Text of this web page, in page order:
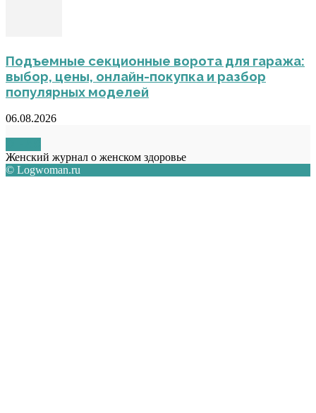
Подъемные секционные ворота для гаража:
выбор, цены, онлайн-покупка и разбор
популярных моделей
06.08.2026
Женский журнал о женском здоровье
© Logwoman.ru